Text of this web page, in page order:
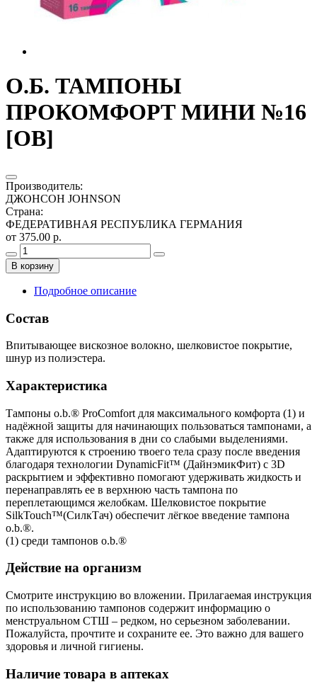
О.Б. ТАМПОНЫ
ПРОКОМФОРТ МИНИ №16
[OB]
Производитель:
ДЖОНСОН JOHNSON
Страна:
ФЕДЕРАТИВНАЯ РЕСПУБЛИКА ГЕРМАНИЯ
от 375.00 р.
В корзину
Подробное описание
Состав
Впитывающее вискозное волокно, шелковистое покрытие,
шнур из полиэстера.
Характеристика
Тампоны o.b.® ProComfort для максимального комфорта (1) и
надёжной защиты для начинающих пользоваться тампонами, а
также для использования в дни со слабыми выделениями.
Адаптируются к строению твоего тела сразу после введения
благодаря технологии DynamicFit™ (ДайнэмикФит) с 3D
раскрытием и эффективно помогают удерживать жидкость и
перенаправлять ее в верхнюю часть тампона по
переплетающимся желобкам. Шелковистое покрытие
SilkTouch™(СилкТач) обеспечит лёгкое введение тампона
o.b.®.
(1) среди тампонов o.b.®
Действие на организм
Смотрите инструкцию во вложении. Прилагаемая инструкция
по использованию тампонов содержит информацию о
менструальном СТШ – редком, но серьезном заболевании.
Пожалуйста, прочтите и сохраните ее. Это важно для вашего
здоровья и личной гигиены.
Наличие товара в аптеках